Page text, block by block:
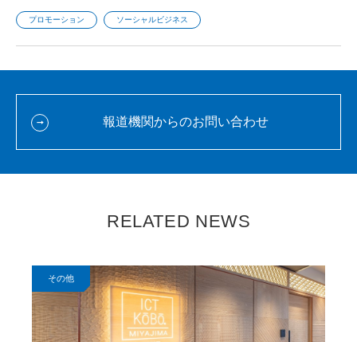
プロモーション ソーシャルビジネス
報道機関からのお問い合わせ
RELATED NEWS
その他